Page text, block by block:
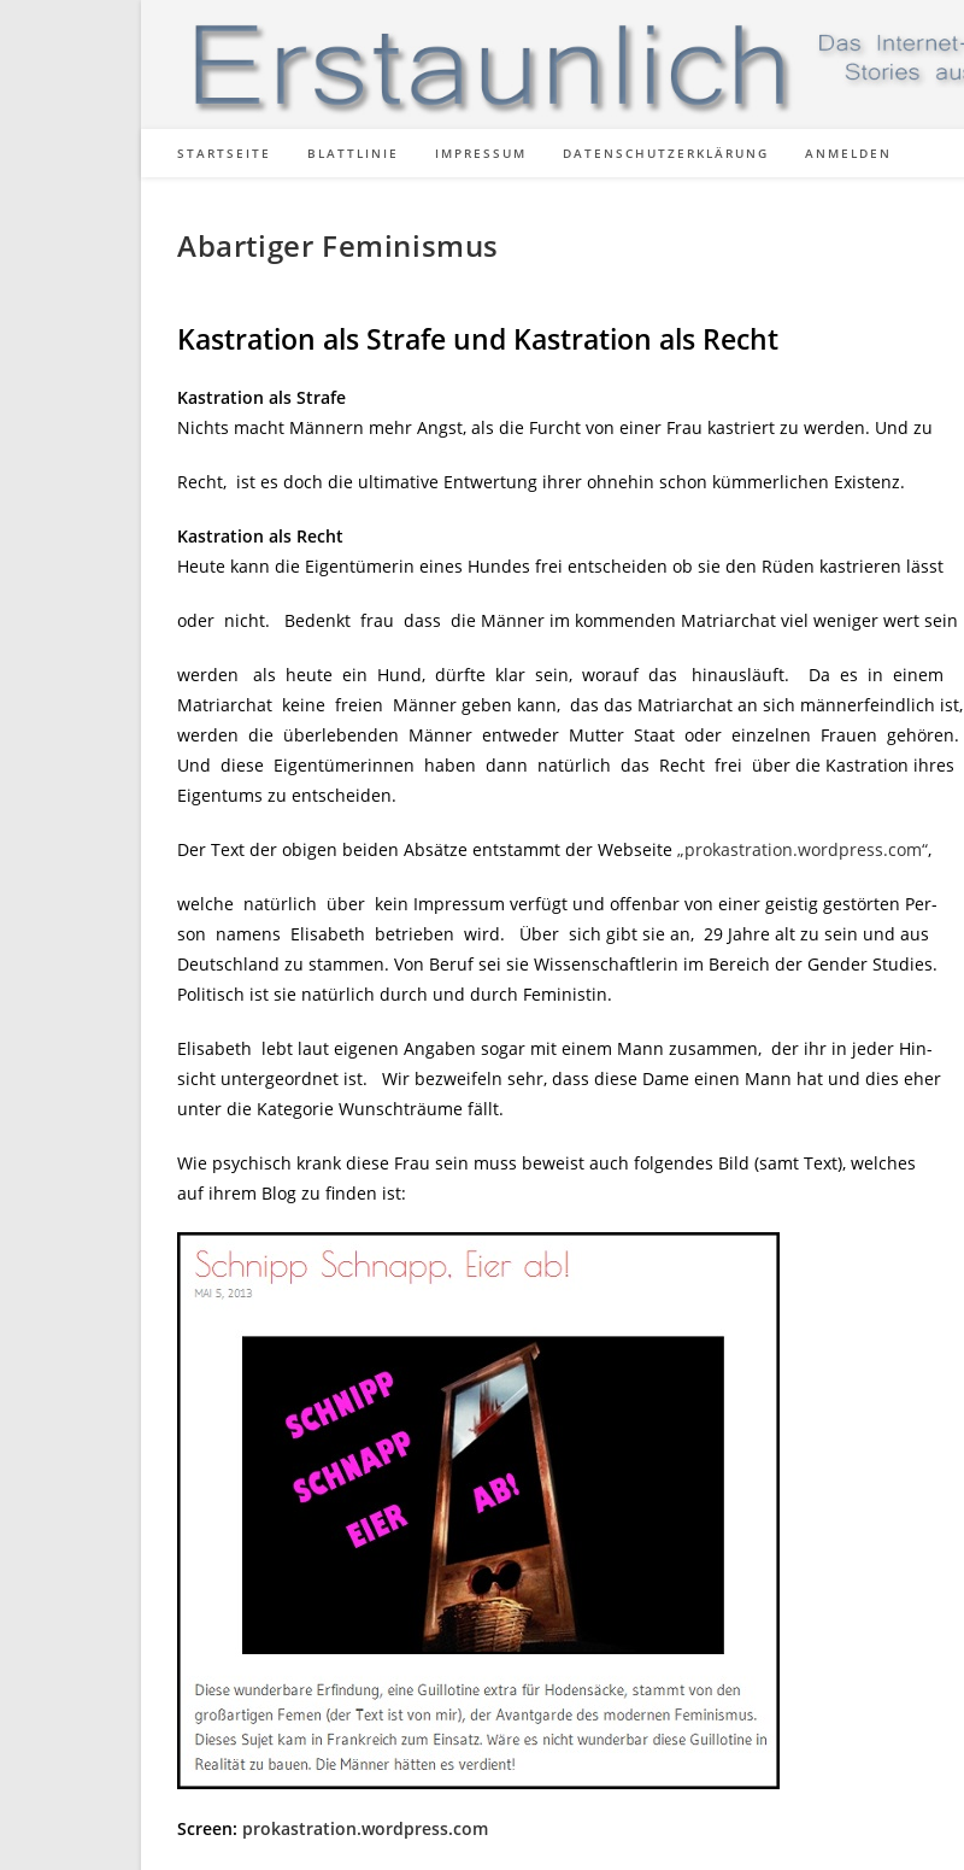
STARTSEITE BLATTLINIE IMPRESSUM DATENSCHUTZERKLÄRUNG ANMELDEN
Abartiger Feminismus
Kastration als Strafe und Kastration als Recht
Kastration als Strafe
Nichts macht Männern mehr Angst, als die Furcht von einer Frau kastriert zu werden. Und zu
Recht, ist es doch die ultimative Entwertung ihrer ohnehin schon kümmerlichen Existenz.
Kastration als Recht
Heute kann die Eigentümerin eines Hundes frei entscheiden ob sie den Rüden kastrieren lässt
oder nicht. Bedenkt frau dass die Männer im kommenden Matriarchat viel weniger wert sein
werden als heute ein Hund, dürfte klar sein, worauf das hinausläuft. Da es in einem
Matriarchat keine freien Männer geben kann, das das Matriarchat an sich männerfeindlich ist,
werden die überlebenden Männer entweder Mutter Staat oder einzelnen Frauen gehören.
Und diese Eigentümerinnen haben dann natürlich das Recht frei über die Kastration ihres
Eigentums zu entscheiden.
Der Text der obigen beiden Absätze entstammt der Webseite „prokastration.wordpress.com“,
welche natürlich über kein Impressum verfügt und offenbar von einer geistig gestörten Per-
son namens Elisabeth betrieben wird. Über sich gibt sie an, 29 Jahre alt zu sein und aus
Deutschland zu stammen. Von Beruf sei sie Wissenschaftlerin im Bereich der Gender Studies.
Politisch ist sie natürlich durch und durch Feministin.
Elisabeth lebt laut eigenen Angaben sogar mit einem Mann zusammen, der ihr in jeder Hin-
sicht untergeordnet ist. Wir bezweifeln sehr, dass diese Dame einen Mann hat und dies eher
unter die Kategorie Wunschträume fällt.
Wie psychisch krank diese Frau sein muss beweist auch folgendes Bild (samt Text), welches
auf ihrem Blog zu finden ist:
Screen: prokastration.wordpress.com